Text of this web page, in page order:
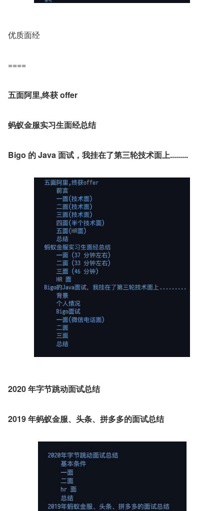
优质面经
====
五面阿里,终获 offer
蚂蚁金服实习生面经总结
Bigo 的 Java 面试，我挂在了第三轮技术面上.........
2020 年字节跳动面试总结
2019 年蚂蚁金服、头条、拼多多的面试总结